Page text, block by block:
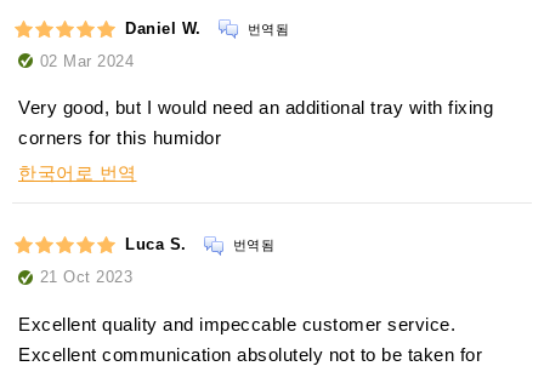
Daniel W. 번역됨
02 Mar 2024
Very good, but I would need an additional tray with fixing
corners for this humidor
한국어로 번역
Luca S. 번역됨
21 Oct 2023
Excellent quality and impeccable customer service.
Excellent communication absolutely not to be taken for